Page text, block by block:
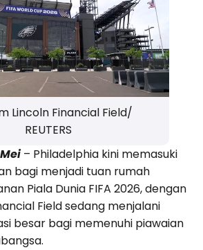
Lincoln Financial Field/
REUTERS
– Philadelphia kini memasuki
bagi menjadi tuan rumah
Piala Dunia FIFA 2026, dengan
Field sedang menjalani
besar bagi memenuhi piawaian